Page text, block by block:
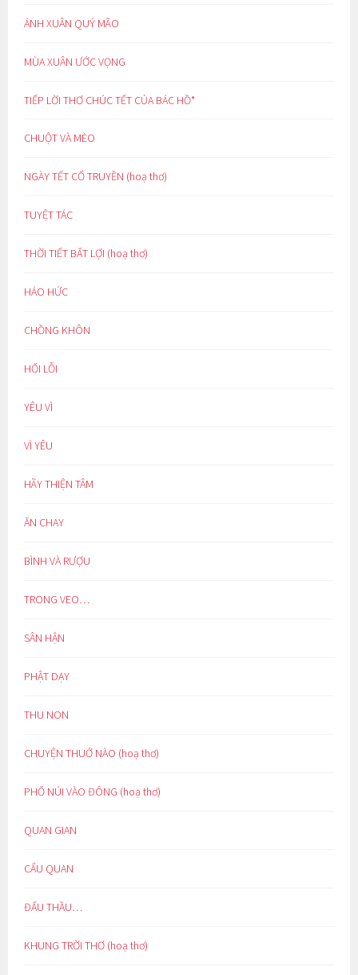
ÁNH XUÂN QUÝ MÃO
MÙA XUÂN ƯỚC VỌNG
TIẾP LỜI THƠ CHÚC TẾT CỦA BÁC HỒ*
CHUỘT VÀ MÈO
NGÀY TẾT CỔ TRUYỀN (hoạ thơ)
TUYỆT TÁC
THỜI TIẾT BẤT LỢI (hoạ thơ)
HÁO HỨC
CHỒNG KHÔN
HỐI LỖI
YÊU VÌ
VÌ YÊU
HÃY THIỆN TÂM
ĂN CHAY
BÌNH VÀ RƯỢU
TRONG VEO…
SÂN HẬN
PHẬT DẠY
THU NON
CHUYỆN THUỞ NÀO (hoạ thơ)
PHỐ NÚI VÀO ĐÔNG (hoạ thơ)
QUAN GIAN
CẨU QUAN
ĐẤU THẦU…
KHUNG TRỜI THƠ (hoạ thơ)